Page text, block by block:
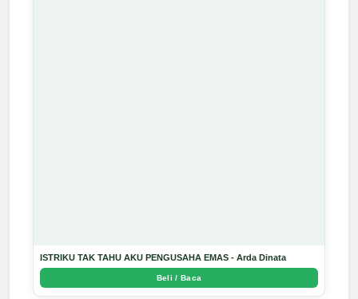
ISTRIKU TAK TAHU AKU PENGUSAHA EMAS - Arda Dinata
Beli / Baca